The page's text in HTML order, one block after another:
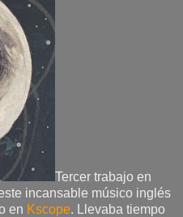
Tercer trabajo en
incansable músico inglés
en Kscope. Llevaba tiempo